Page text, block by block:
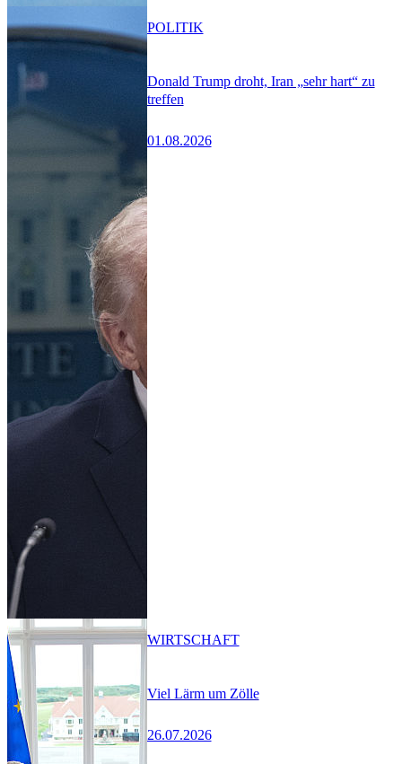
Donald Trump droht, Iran „sehr hart“ zu
treffen
01.08.2026
POLITIK
Viel Lärm um Zölle
26.07.2026
WIRTSCHAFT